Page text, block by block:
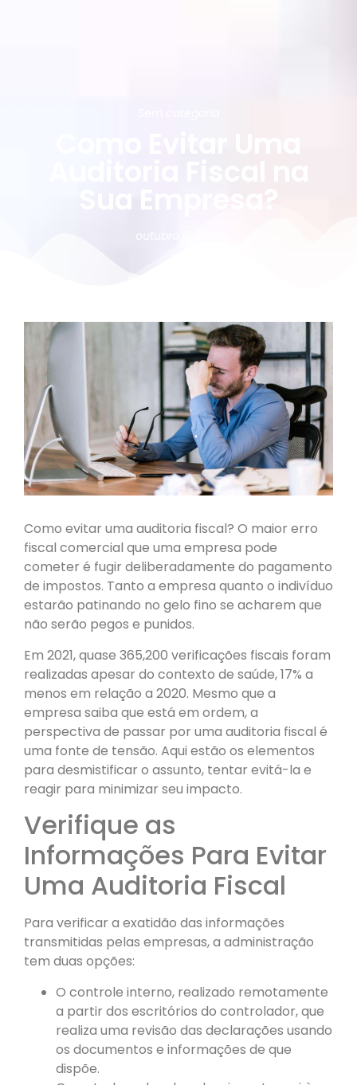
Sua Empresa?
outubro 6, 2022
Como evitar uma auditoria fiscal? O maior erro
fiscal comercial que uma empresa pode
cometer é fugir deliberadamente do pagamento
de impostos. Tanto a empresa quanto o indivíduo
estarão patinando no gelo fino se acharem que
não serão pegos e punidos.
Em 2021, quase 365,200 verificações fiscais foram
realizadas apesar do contexto de saúde, 17% a
menos em relação a 2020. Mesmo que a
empresa saiba que está em ordem, a
perspectiva de passar por uma auditoria fiscal é
uma fonte de tensão. Aqui estão os elementos
para desmistificar o assunto, tentar evitá-la e
reagir para minimizar seu impacto.
Verifique as
Informações Para Evitar
Uma Auditoria Fiscal
Para verificar a exatidão das informações
transmitidas pelas empresas, a administração
tem duas opções:
O controle interno, realizado remotamente
a partir dos escritórios do controlador, que
realiza uma revisão das declarações usando
os documentos e informações de que
dispõe.